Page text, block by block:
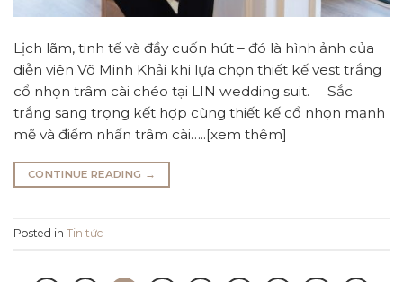
Lịch lãm, tinh tế và đầy cuốn hút – đó là hình ảnh của
diễn viên Võ Minh Khải khi lựa chọn thiết kế vest trắng
cổ nhọn trâm cài chéo tại LIN wedding suit. Sắc
trắng sang trọng kết hợp cùng thiết kế cổ nhọn mạnh
mẽ và điểm nhấn trâm cài…..[xem thêm]
CONTINUE READING →
Posted in Tin tức